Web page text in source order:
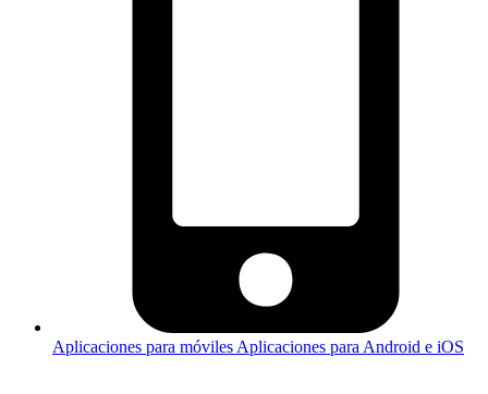
Aplicaciones para móviles Aplicaciones para Android e iOS